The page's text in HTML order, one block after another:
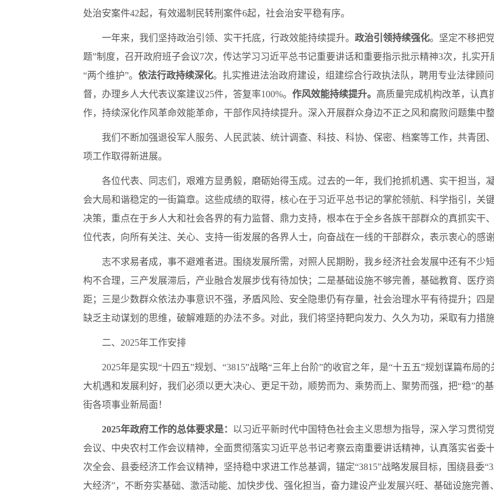
处治安案件42起，有效遏制民转刑案件6起，社会治安平稳有序。
一年来，我们坚持政治引领、实干托底，行政效能持续提升。 政治引领持续强化。坚定不移把
题”制度，召开政府班子会议7次，传达学习习近平总书记重要讲话和重要指示批示精神3次，扎实
“两个维护”。 依法行政持续深化。扎实推进法治政府建设，组建综合行政执法队，聘用专业法律顾
督，办理乡人大代表议案建议25件，答复率100%。 作风效能持续提升。 高质量完成机构改革，认真
作，持续深化作风革命效能革命，干部作风持续提升。深入开展群众身边不正之风和腐败问题集中
我们不断加强退役军人服务、人民武装、统计调查、科技、科协、保密、档案等工作，共青团
项工作取得新进展。
各位代表、同志们，艰难方显勇毅，磨砺始得玉成。过去的一年，我们抢抓机遇、实干担当，
会大局和谐稳定的一街篇章。这些成绩的取得，核心在于习近平总书记的掌舵领航、科学指引，关
决策，重点在于乡人大和社会各界的有力监督、鼎力支持，根本在于全乡各族干部群众的真抓实干
位代表，向所有关注、关心、支持一街发展的各界人士，向奋战在一线的干部群众，表示衷心的感谢
志不求易者成，事不避难者进。围绕发展所需，对照人民期盼，我乡经济社会发展中还有不少
构不合理，三产发展滞后，产业融合发展步伐有待加快；二是基础设施不够完善，基础教育、医疗
距；三是少数群众依法办事意识不强，矛盾风险、安全隐患仍有存量，社会治理水平有待提升；四
缺乏主动谋划的思维，破解难题的办法不多。对此，我们将坚持靶向发力、久久为功，采取有力措
二、2025年工作安排
2025年是实现“十四五”规划、“3815”战略“三年上台阶”的收官之年，是“十五五”规划谋篇布局
大机遇和发展利好，我们必须以更大决心、更足干劲，顺势而为、乘势而上、聚势而强，把“稳”的
街各项事业新局面！
2025年政府工作的总体要求是： 以习近平新时代中国特色社会主义思想为指导，深入学习贯彻
会议、中央农村工作会议精神，全面贯彻落实习近平总书记考察云南重要讲话精神，认真落实省委
次全会、县委经济工作会议精神，坚持稳中求进工作总基调，锚定“3815”战略发展目标，围绕县委
大经济”，不断夯实基础、激活动能、加快步伐、强化担当，奋力建设产业发展兴旺、基础设施完善